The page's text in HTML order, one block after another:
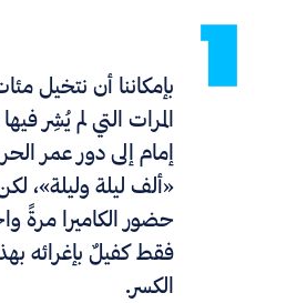
بإمكاننا أن نتخيل مئات
المرات التي لم يُشِر
إمام إلى دور عمر
«ألف ليلة وليلة»، لكن
حضور الكاميرا مرةً
فقط كفيلٌ بإغرائه بهذا
الكسر.